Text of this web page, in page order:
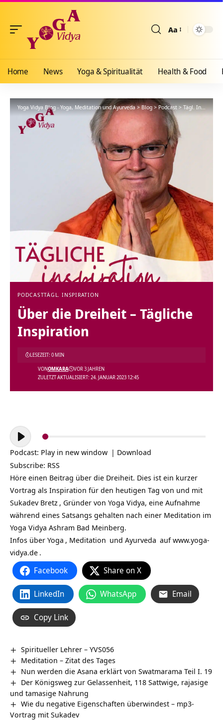
Aa
Home News Yoga & Spiritualität Health & Food
Yoga Vidya Blog - Yoga, Meditation und Ayurveda>Blog>Podcast>Tägl. Inspiration
PODCASTTÄGL. INSPIRATION
Über die Dreiheit – Tägliche
Inspiration
ZULETZT AKTUALISIERT: 24. JANUAR 2023 12:45
VONOMKARA VOR 3 JAHREN
LESEZEIT: 0 MIN
Audio-
Player
Podcast: Play in new window | Download
Subscribe: RSS
Höre einen Beitrag über die Dreiheit. Dies ist ein kurzer
Vortrag als Inspiration für den heutigen Tag von und mit
Sukadev Bretz , Gründer von Yoga Vidya, eine Aufnahme
während eines Satsangs gehalten nach einer Meditation im
Yoga Vidya Ashram Bad Meinberg.
Infos über Yoga , Meditation und Ayurveda aufwww.yoga-
vidya.de .
Facebook Share on X
LinkedIn WhatsApp Email
Copy Link
Spiritueller Lehrer – YVS056
Meditation – Zitat des Tages
Nun werden die Asana erklärt von Swatmarama Teil I. 19
Der Königsweg zur Gelassenheit, 118 Sattwige, rajasige
und tamasige Nahrung
Wie du negative Eigenschaften überwindest – mp3-
Vortrag mit Sukadev